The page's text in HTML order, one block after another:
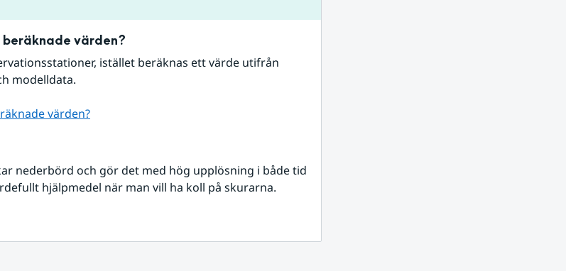
värden?
istället beräknas ett värde utifrån
modelldata.
värden?
nederbörd och gör det med hög upplösning i både tid
hjälpmedel när man vill ha koll på skurarna.